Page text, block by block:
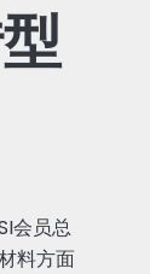
会员总
料方面